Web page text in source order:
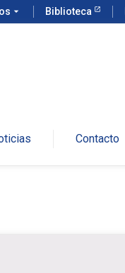
arrow_drop_down Biblioteca
Contacto